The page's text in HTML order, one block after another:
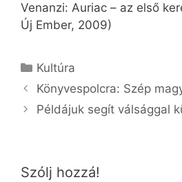
Venanzi: Auriac – az első
Új Ember, 2009)
Kategória
Kultúra
Könyvespolcra: Szép
Példájuk segít válsággal
Szólj hozzá!